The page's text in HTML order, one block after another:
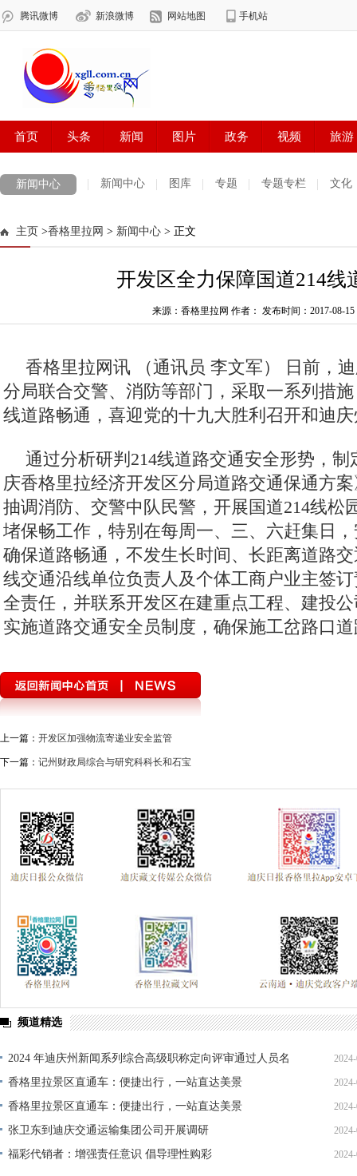
新闻中心 新闻中心 图库 专题 专题专栏 文化
法治迪庆
主页 >香格里拉网 > 新闻中心 > 正文
开发区全力保障国道214线
来源：香格里拉网 作者： 发布时间：2017-08-15
香格里拉网讯 （通讯员 李文军）
日前，
分局联合交警、消防等部门，采取一系列措
线道路畅通，喜迎党的十九大胜利召开和迪
通过分析研判214线道路交通安全形势，
庆香格里拉经济开发区分局道路交通保通方
抽调消防、交警中队民警，开展国道214线松
堵保畅工作，特别在每周一、三、六赶集日
确保道路畅通，不发生长时间、长距离道路
线交通沿线单位负责人及个体工商户业主签
全责任，并联系开发区在建重点工程、建投
实施道路交通安全员制度，确保施工岔路口
上一篇： 开发区加强物流寄递业安全监管
下一篇： 记州财政局综合与研究科科长和石宝
频道精选
2024 年迪庆州新闻系列综合高级职称定向评审通过人员名
单公示
香格里拉景区直通车：便捷出行，一站直达美景
香格里拉景区直通车：便捷出行，一站直达美景
张卫东到迪庆交通运输集团公司开展调研
福彩代销者：增强责任意识 倡导理性购彩